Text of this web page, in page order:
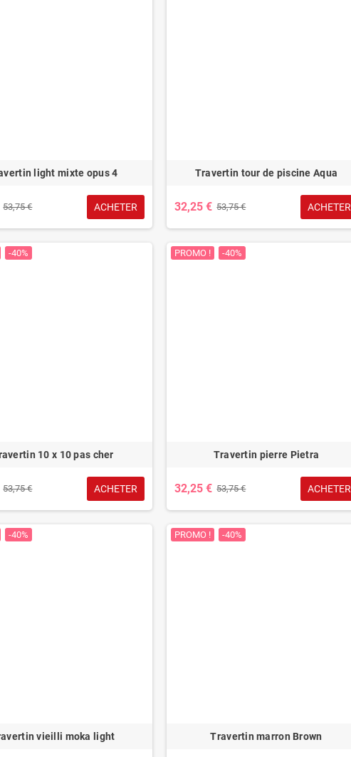
light mixte opus 4
53,75 € ACHETER
Travertin tour de piscine Aqua
32,25 € 53,75 € ACHETER
-40%
10 x 10 pas cher
53,75 € ACHETER
PROMO ! -40%
Travertin pierre Pietra
32,25 € 53,75 € ACHETER
-40%
vieilli moka light
PROMO ! -40%
Travertin marron Brown